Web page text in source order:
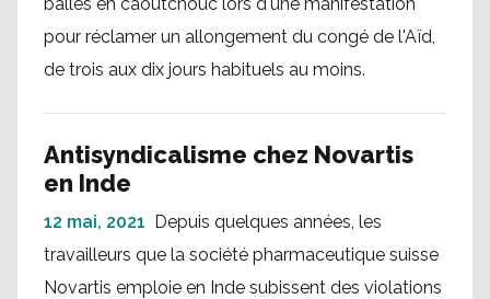
pour réclamer un allongement du congé de l'Aïd,
de trois aux dix jours habituels au moins.
Antisyndicalisme chez Novartis
en Inde
12 mai, 2021 Depuis quelques années, les
travailleurs que la société pharmaceutique suisse
Novartis emploie en Inde subissent des violations